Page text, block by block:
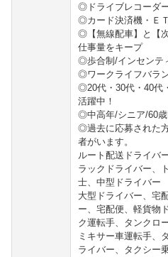
◎ドライブレコーダ
◎カード決済機・Ｅ
◎【無線配車】と【
仕事量をキープ
◎歩合制/インセンテ
◎ワークライフバラ
◎20代・30代・40代
活躍中！
◎中高年/シニア/60歳
◎過去に応募された
者がいます。
ルート配送ドライバ
ラックドライバー、
士、中型ドライバー
大型ドライバー、宅
ー、宅配便、軽貨物
ク運転手、タンクロ
ミキサー車運転手、
ライバー、タクシー